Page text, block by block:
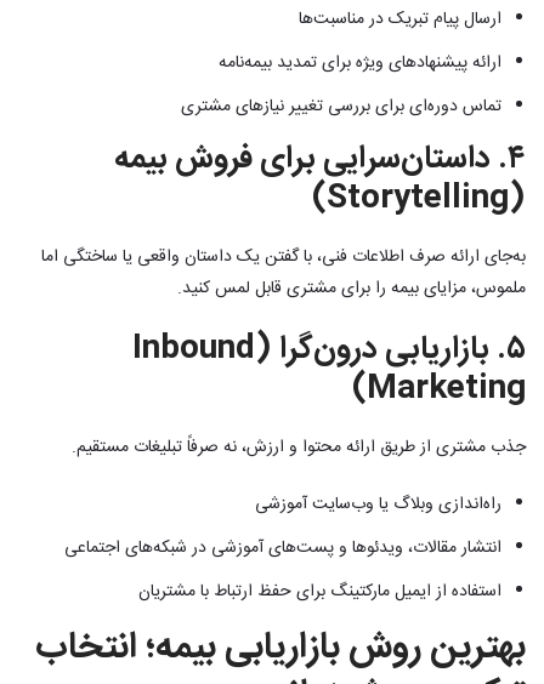
ارسال پیام تبریک در مناسبت‌ها
ارائه پیشنهادهای ویژه برای تمدید بیمه‌نامه
تماس دوره‌ای برای بررسی تغییر نیازهای مشتری
۴. داستان‌سرایی برای فروش بیمه
(Storytelling)
به‌جای ارائه صرف اطلاعات فنی، با گفتن یک داستان واقعی یا ساختگی اما
ملموس، مزایای بیمه را برای مشتری قابل لمس کنید.
۵. بازاریابی درون‌گرا (Inbound
Marketing)
جذب مشتری از طریق ارائه محتوا و ارزش، نه صرفاً تبلیغات مستقیم.
راه‌اندازی وبلاگ یا وب‌سایت آموزشی
انتشار مقالات، ویدئوها و پست‌های آموزشی در شبکه‌های اجتماعی
استفاده از ایمیل مارکتینگ برای حفظ ارتباط با مشتریان
بهترین روش بازاریابی بیمه؛ انتخاب